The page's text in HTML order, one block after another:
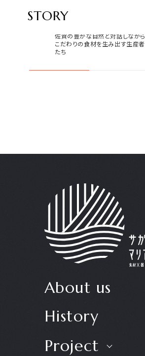
STORY
食
佐賀の豊かな自然と対話しながら
こだわりの食材を生み出す生産者
たち
About us
History
Project